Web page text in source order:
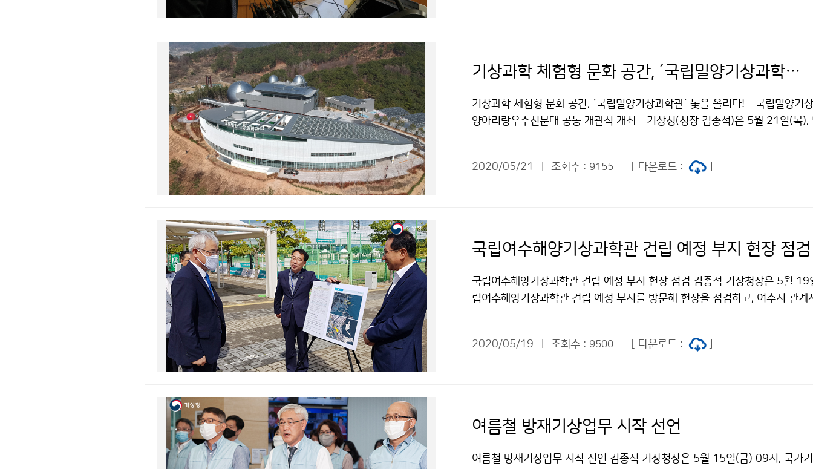
기상과학 체험형 문화 공간, ´국립밀양기상과학관´ 돛을 올리다!
기상과학 체험형 문화 공간, ´국립밀양기상과학관´ 돛을 올리다! - 국립밀양기
양아리랑우주천문대 공동 개관식 개최 - 기상청(청장 김종석)은 5월 21일(목),
예약(https://blog.naver.com/miryang_obs)을 통해 관람 신청 가능합니
2020/05/21 조회수 : 9155 [ 다운로드 :
국립여수해양기상과학관 건립 예정 부지 현장 점검
국립여수해양기상과학관 건립 예정 부지 현장 점검 김종석 기상청장은 5월 19
립여수해양기상과학관 건립 예정 부지를 방문해 현장을 점검하고, 여수시 관계
2020/05/19 조회수 : 9500 [ 다운로드 :
여름철 방재기상업무 시작 선언
여름철 방재기상업무 시작 선언 김종석 기상청장은 5월 15일(금) 09시, 국가